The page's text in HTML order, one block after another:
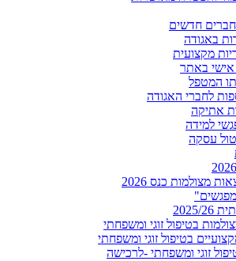
חדשים
באגודה
מקצועית
באתר
המטפל
לחברי האגודה
אתיקה
למידה
עסקה
מצולמות כנס 2026
26
בטיפול זוגי ומשפחתי
בטיפול זוגי ומשפחתי
זוגי ומשפחתי -לרכישה